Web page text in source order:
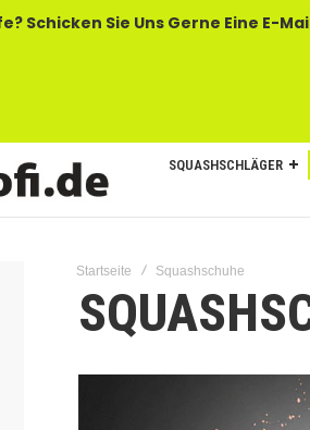
Uns Gerne Eine E-Mail.
SQUASHSCHLÄGER
Startseite Squashschuhe